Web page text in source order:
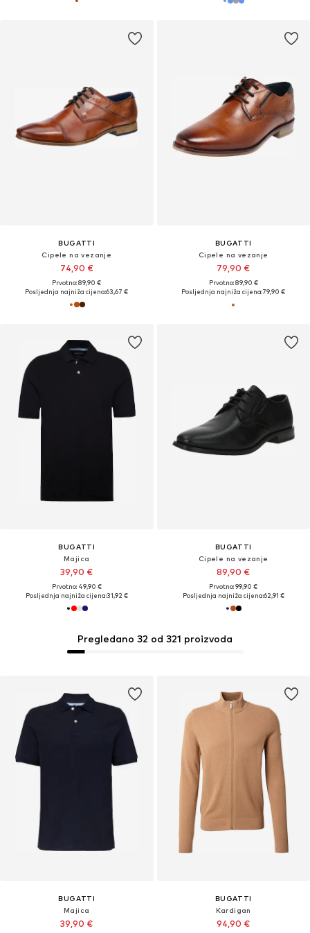
BUGATTI
Cipele na vezanje
74,90 €
Prvotno: 89,90 €
Posljednja najniža cijena:63,67 €
BUGATTI
Cipele na vezanje
79,90 €
Prvotno: 89,90 €
Posljednja najniža cijena:79,90 €
BUGATTI
Majica
39,90 €
Prvotno: 49,90 €
Posljednja najniža cijena:31,92 €
BUGATTI
Cipele na vezanje
89,90 €
Prvotno: 99,90 €
Posljednja najniža cijena:62,91 €
BUGATTI
Majica
39,90 €
BUGATTI
Kardigan
94,90 €
Pregledano 32 od 321 proizvoda